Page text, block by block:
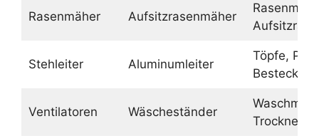
Rasenmäher Aufsitzrasenmäher
Stehleiter Aluminumleiter
Töpfe,
Besteck
Ventilatoren Wäscheständer
Trockner